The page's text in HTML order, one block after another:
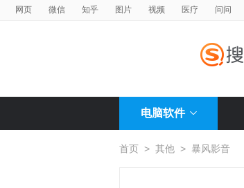
网页 微信 知乎 图片 视频 医疗 问问
电脑软件
首页 > 其他 > 暴风影音